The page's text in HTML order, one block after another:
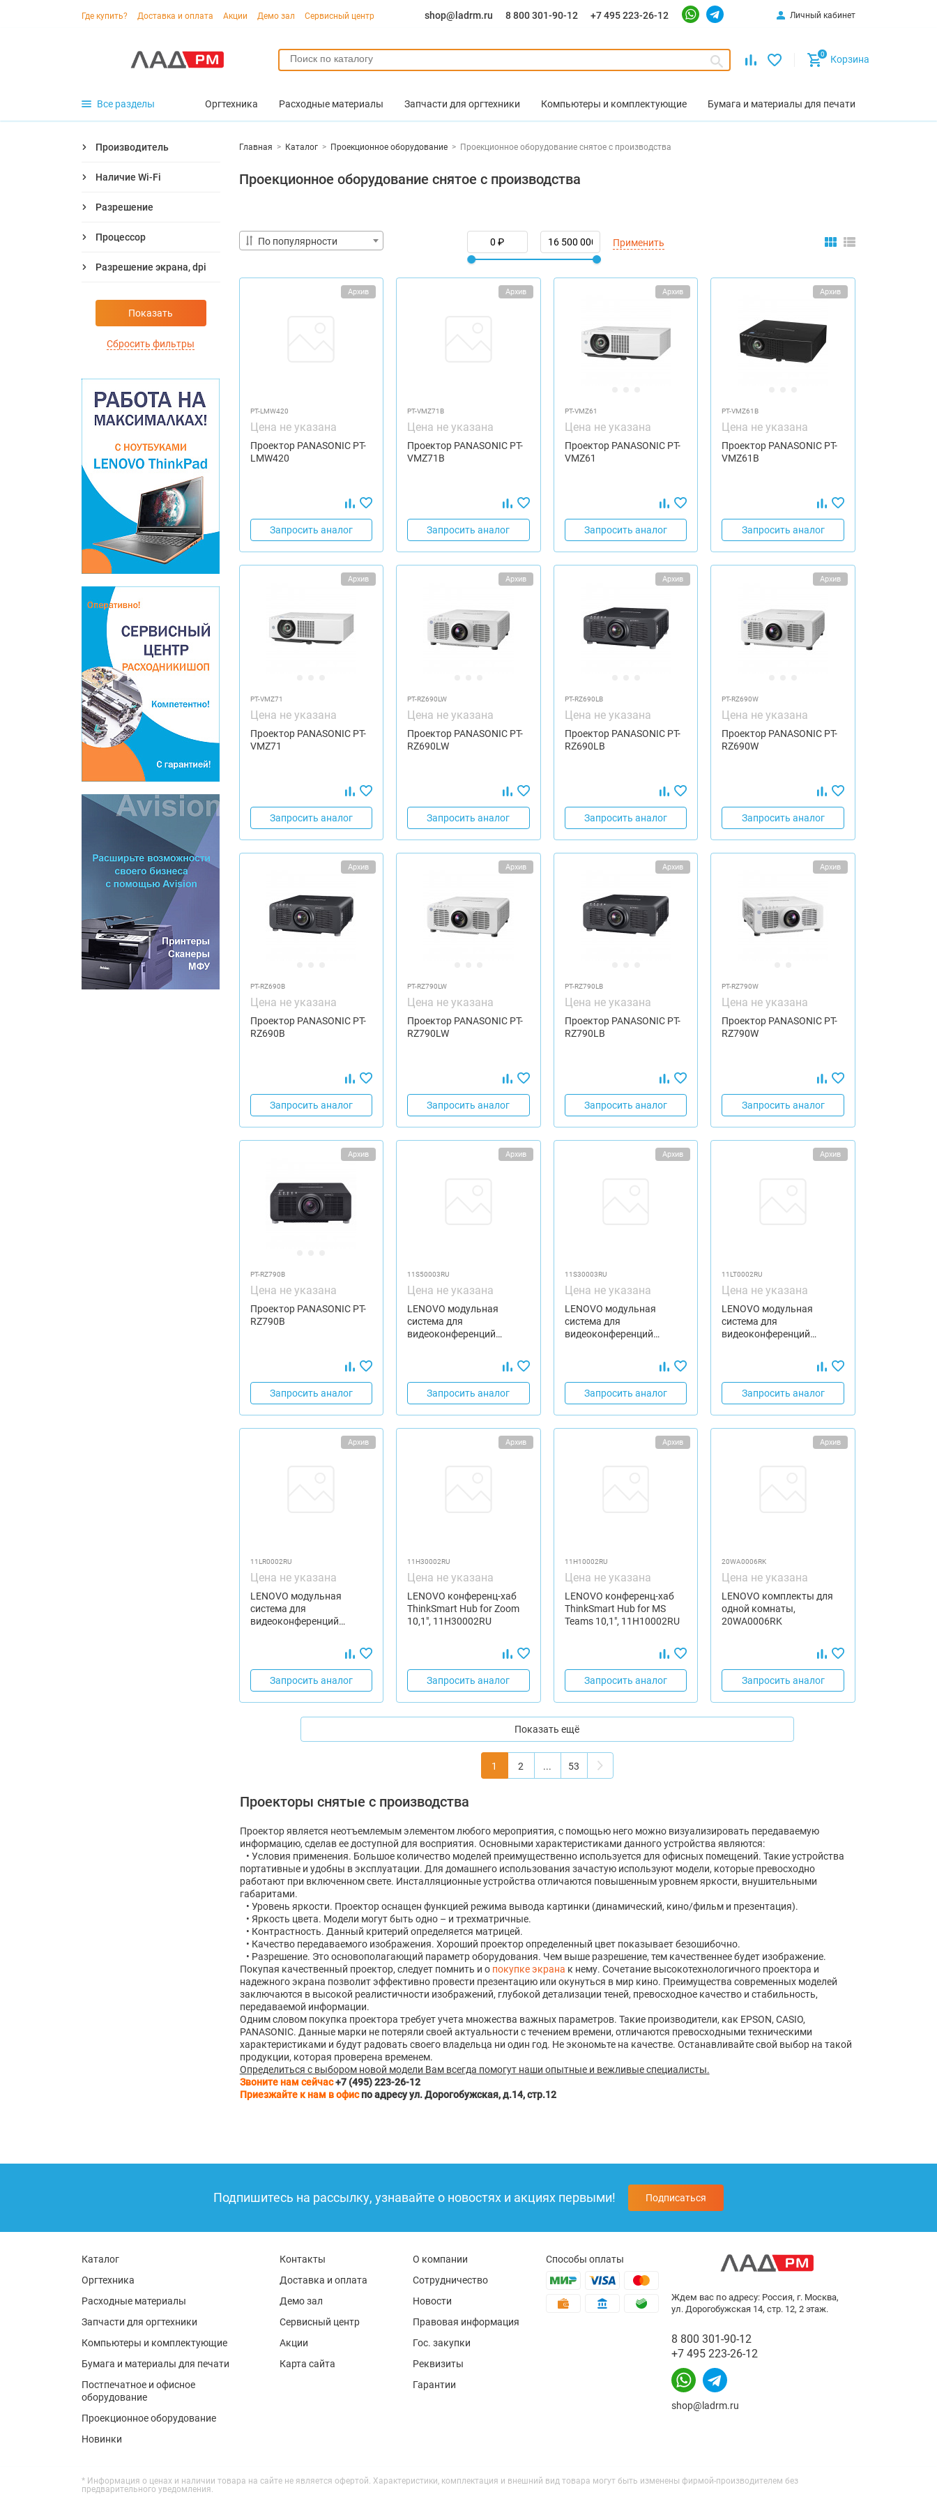
Где купить? Доставка и оплата Акции Демо зал Сервисный центр shop@ladrm.ru 8 800 301-90-12 +7 495 223-26-12 Личный кабинет
0 Корзина
Все разделы Оргтехника Расходные материалы Запчасти для оргтехники Компьютеры и комплектующие Бумага и материалы для печати
Производитель
Наличие Wi-Fi
Разрешение
Процессор
Разрешение экрана, dpi
Показать
Сбросить фильтры
Главная > Каталог > Проекционное оборудование > Проекционное оборудование снятое с производства
Проекционное оборудование снятое с производства
По популярности Применить
Архив
PT-LMW420
Цена не указана
Проектор PANASONIC PT-
LMW420
Запросить аналог
Архив
PT-VMZ71B
Цена не указана
Проектор PANASONIC PT-
VMZ71B
Запросить аналог
Архив
PT-VMZ61
Цена не указана
Проектор PANASONIC PT-
VMZ61
Запросить аналог
Архив
PT-VMZ61B
Цена не указана
Проектор PANASONIC PT-
VMZ61B
Запросить аналог
Архив
PT-VMZ71
Цена не указана
Проектор PANASONIC PT-
VMZ71
Запросить аналог
Архив
PT-RZ690LW
Цена не указана
Проектор PANASONIC PT-
RZ690LW
Запросить аналог
Архив
PT-RZ690LB
Цена не указана
Проектор PANASONIC PT-
RZ690LB
Запросить аналог
Архив
PT-RZ690W
Цена не указана
Проектор PANASONIC PT-
RZ690W
Запросить аналог
Архив
PT-RZ690B
Цена не указана
Проектор PANASONIC PT-
RZ690B
Запросить аналог
Архив
PT-RZ790LW
Цена не указана
Проектор PANASONIC PT-
RZ790LW
Запросить аналог
Архив
PT-RZ790LB
Цена не указана
Проектор PANASONIC PT-
RZ790LB
Запросить аналог
Архив
PT-RZ790W
Цена не указана
Проектор PANASONIC PT-
RZ790W
Запросить аналог
Архив
PT-RZ790B
Цена не указана
Проектор PANASONIC PT-
RZ790B
Запросить аналог
Архив
11S50003RU
Цена не указана
LENOVO модульная
система для
видеоконференций…
Запросить аналог
Архив
11S30003RU
Цена не указана
LENOVO модульная
система для
видеоконференций…
Запросить аналог
Архив
11LT0002RU
Цена не указана
LENOVO модульная
система для
видеоконференций…
Запросить аналог
Архив
11LR0002RU
Цена не указана
LENOVO модульная
система для
видеоконференций…
Запросить аналог
Архив
11H30002RU
Цена не указана
LENOVO конференц-хаб
ThinkSmart Hub for Zoom
10,1", 11H30002RU
Запросить аналог
Архив
11H10002RU
Цена не указана
LENOVO конференц-хаб
ThinkSmart Hub for MS
Teams 10,1", 11H10002RU
Запросить аналог
Архив
20WA0006RK
Цена не указана
LENOVO комплекты для
одной комнаты,
20WA0006RK
Запросить аналог
Показать ещё
1 2 ... 53
Проекторы снятые с производства
Проектор является неотъемлемым элементом любого мероприятия, с помощью него можно визуализировать передаваемую
информацию, сделав ее доступной для восприятия. Основными характеристиками данного устройства являются:
• Условия применения. Большое количество моделей преимущественно используется для офисных помещений. Такие устройства
портативные и удобны в эксплуатации. Для домашнего использования зачастую используют модели, которые превосходно
работают при включенном свете. Инсталляционные устройства отличаются повышенным уровнем яркости, внушительными
габаритами.
• Уровень яркости. Проектор оснащен функцией режима вывода картинки (динамический, кино/фильм и презентация).
• Яркость цвета. Модели могут быть одно – и трехматричные.
• Контрастность. Данный критерий определяется матрицей.
• Качество передаваемого изображения. Хороший проектор определенный цвет показывает безошибочно.
• Разрешение. Это основополагающий параметр оборудования. Чем выше разрешение, тем качественнее будет изображение.
Покупая качественный проектор, следует помнить и о покупке экрана к нему. Сочетание высокотехнологичного проектора и
надежного экрана позволит эффективно провести презентацию или окунуться в мир кино. Преимущества современных моделей
заключаются в высокой реалистичности изображений, глубокой детализации теней, превосходное качество и стабильность,
передаваемой информации.
Одним словом покупка проектора требует учета множества важных параметров. Такие производители, как EPSON, CASIO,
PANASONIC. Данные марки не потеряли своей актуальности с течением времени, отличаются превосходными техническими
характеристиками и будут радовать своего владельца ни один год. Не экономьте на качестве. Останавливайте свой выбор на такой
продукции, которая проверена временем.
Определиться с выбором новой модели Вам всегда помогут наши опытные и вежливые специалисты.
Звоните нам сейчас+7 (495) 223-26-12
Приезжайте к нам в офиспо адресу ул. Дорогобужская, д.14, стр.12
Подпишитесь на рассылку, узнавайте о новостях и акциях первыми! Подписаться
Каталог
Оргтехника
Расходные материалы
Запчасти для оргтехники
Компьютеры и комплектующие
Бумага и материалы для печати
Постпечатное и офисное
оборудование
Проекционное оборудование
Новинки
Контакты
Доставка и оплата
Демо зал
Сервисный центр
Акции
Карта сайта
О компании
Сотрудничество
Новости
Правовая информация
Гос. закупки
Реквизиты
Гарантии
Способы оплаты
Ждем вас по адресу: Россия, г. Москва,
ул. Дорогобужская 14, стр. 12, 2 этаж.
8 800 301-90-12
+7 495 223-26-12
shop@ladrm.ru
* Информация о ценах и наличии товара на сайте не является офертой. Характеристики, комплектация и внешний вид товара могут быть изменены фирмой-производителем без
предварительного уведомления.